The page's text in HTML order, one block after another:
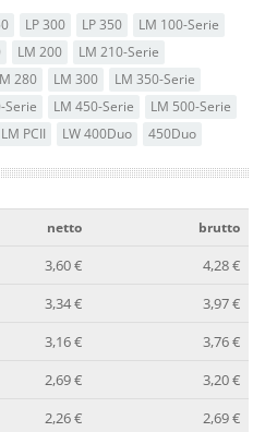
LP 300 LP 350
LM 100-Serie
LM 200
LM 210-Serie
280 LM 300
LM 350-Serie
Serie LM 450-Serie
LM 500-Serie
LM PCII LW 400Duo 450Duo
netto brutto
3,60 €
4,28 €
3,34 €
3,97 €
3,16 €
3,76 €
2,69 €
3,20 €
2,26 € 2,69 €